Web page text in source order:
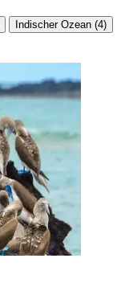
Indischer Ozean (4)